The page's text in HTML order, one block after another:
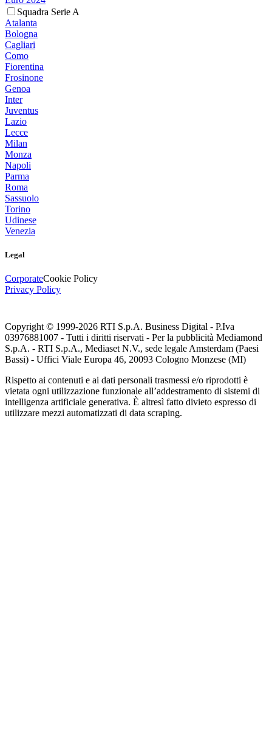
Squadra Serie A
Atalanta
Bologna
Cagliari
Como
Fiorentina
Frosinone
Genoa
Inter
Juventus
Lazio
Lecce
Milan
Monza
Napoli
Parma
Roma
Sassuolo
Torino
Udinese
Venezia
Legal
CorporateCookie Policy
Privacy Policy
Copyright © 1999-2026 RTI S.p.A. Business Digital - P.Iva
03976881007 - Tutti i diritti riservati - Per la pubblicità Mediamond
S.p.A. - RTI S.p.A., Mediaset N.V., sede legale Amsterdam (Paesi
Bassi) - Uffici Viale Europa 46, 20093 Cologno Monzese (MI)
Rispetto ai contenuti e ai dati personali trasmessi e/o riprodotti è
vietata ogni utilizzazione funzionale all’addestramento di sistemi di
intelligenza artificiale generativa. È altresì fatto divieto espresso di
utilizzare mezzi automatizzati di data scraping.